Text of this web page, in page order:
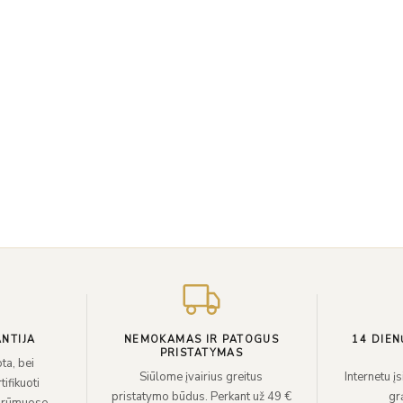
bei
NEMOKAMAS IR PATOGUS
PRISTATYMAS
Siūlome įvairius greitus
pristatymo būdus. Perkant už 49 €
14
Internetu